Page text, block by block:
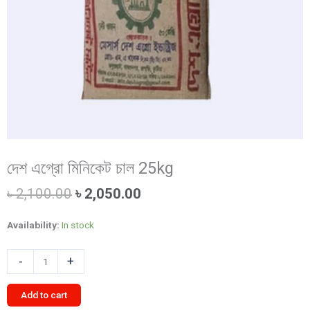
দেশ এগ্রো মিনিকেট চাল 25kg
৳2,100.00 Original
was:
৳ 2,050.00
Availability: In stock
-
এগ্রো
মিনিকেট
চাল
+
Add to cart